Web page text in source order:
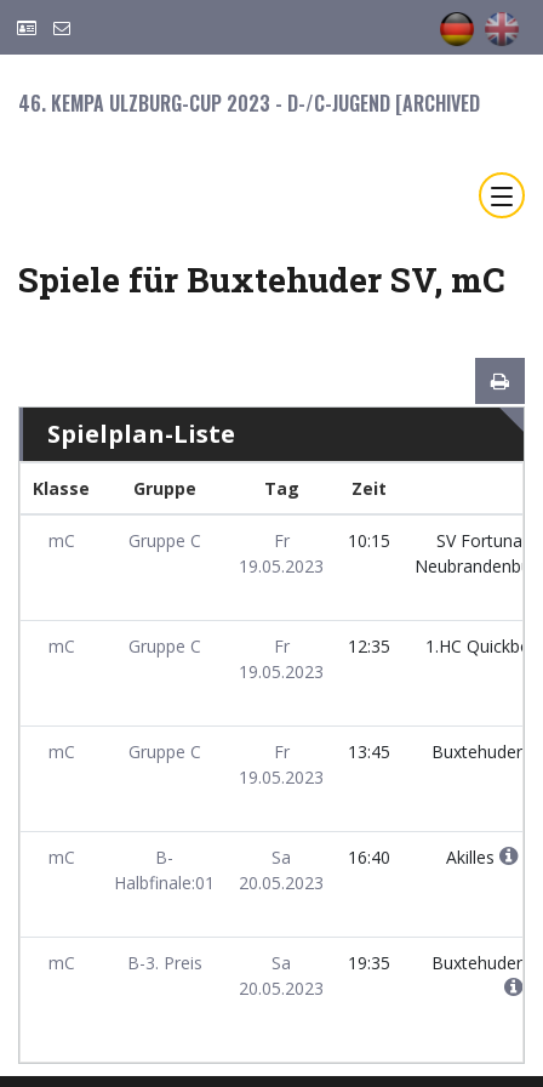
46. KEMPA ULZBURG-CUP 2023 - D-/C-JUGEND [ARCHIVED
Spiele für Buxtehuder SV, mC
Spielplan-Liste
Klasse Gruppe Tag Zeit
mC Gruppe C
Fr
19.05.2023
10:15
SV Fortuna
mC Gruppe C
Fr
19.05.2023
12:35 1.HC
mC Gruppe C
Fr
19.05.2023
13:45 Buxtehuder
mC
B-
Halbfinale:01
Sa
20.05.2023
16:40 Akilles
mC B-3. Preis
Sa
20.05.2023
19:35 Buxtehuder